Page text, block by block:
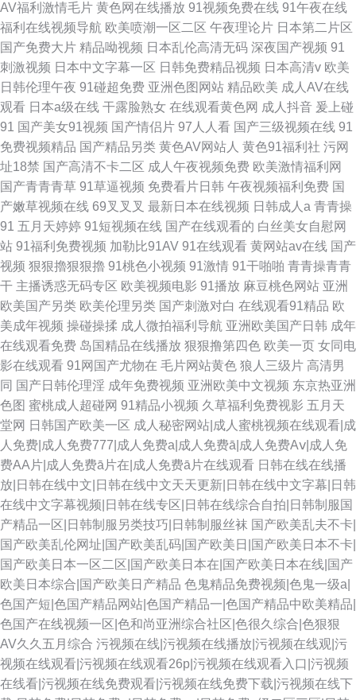
AV福利激情毛片 黄色网在线播放 91视频免费在线 91午夜在线
福利在线视频导航 欧美喷潮一区二区 午夜理论片 日本第二片区
国产免费大片 精品呦视频 日本乱伦高清无码 深夜国产视频 91
刺激视频 日本中文字幕一区 日韩免费精品视频 日本高清v 欧美
日韩伦理午夜 91碰超免费 亚洲色图网站 精品欧美 成人AV在线
观看 日本a级在线 干露脸熟女 在线观看黄色网 成人抖音 爰上碰
91 国产美女91视频 国产情侣片 97人人看 国产三级视频在线 91
免费视频精品 国产精品另类 黄色AV网站人 黄色91福利社 污网
址18禁 国产高清不卡二区 成人午夜视频免费 欧美激情福利网
国产青青青草 91草逼视频 免费看片日韩 午夜视频福利免费 国
产嫩草视频在线 69叉叉叉 最新日本在线视频 日韩成人a 青青操
91 五月天婷婷 91短视频在线 国产在线观看的 白丝美女自慰网
站 91福利免费视频 加勒比91AV 91在线观看 黄网站av在线 国产
视频 狠狠擼狠狠擼 91桃色小视频 91激情 91干啪啪 青青操青青
干 主播诱惑无码专区 欧美视频电影 91播放 麻豆桃色网站 亚洲
欧美国产另类 欧美伦理另类 国产刺激对白 在线观看91精品 欧
美成年视频 操碰操揉 成人微拍福利导航 亚洲欧美国产日韩 成年
在线观看免费 岛国精品在线播放 狠狠撸第四色 欧美一页 女同电
影在线观看 91网国产尤物在 毛片网站黄色 狼人三级片 高清男
同 国产日韩伦理淫 成年免费视频 亚洲欧美中文视频 东京热亚洲
色图 蜜桃成人超碰网 91精品小视频 久草福利免费视影 五月天
堂网 日韩国产欧美一区 成人秘密网站|成人蜜桃视频在线观看|成
人免费|成人免费777|成人免费a|成人免费ā|成人免费Aⅴ|成人免
费AA片|成人免费ā片在|成人免费ā片在线观看 日韩在线在线播
放|日韩在线中文|日韩在线中文天天更新|日韩在线中文字幕|日韩
在线中文字幕视频|日韩在线专区|日韩在线综合自拍|日韩制服国
产精品一区|日韩制服另类技巧|日韩制服丝袜 国产欧美乱夫不卡|
国产欧美乱伦网址|国产欧美乱码|国产欧美日|国产欧美日本不卡|
国产欧美日本一区二区|国产欧美日本在|国产欧美日本在线|国产
欧美日本综合|国产欧美日产精品 色鬼精品免费视频|色鬼一级a|
色国产短|色国产精品网站|色国产精品一|色国产精品中欧美精品|
色国产在线视频一区|色和尚亚洲综合社区|色很久综合|色狠狠
AV久久五月综合 污视频在线|污视频在线播放|污视频在线观|污
视频在线观看|污视频在线观看26p|污视频在线观看入口|污视频
在线看|污视频在线免费观看|污视频在线免费下载|污视频在线下